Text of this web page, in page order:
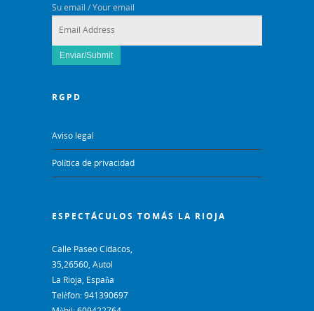
Su email / Your email
RGPD
Aviso legal
Política de privacidad
ESPECTÁCULOS TOMÁS LA RIOJA
Calle Paseo Cidacos,
35,26560, Autol
La Rioja, España
Telèfon: 941390697